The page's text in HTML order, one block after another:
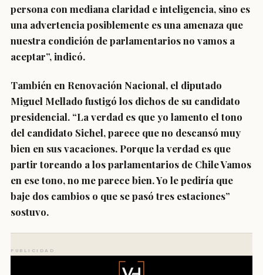
persona con mediana claridad e inteligencia, sino es
una advertencia posiblemente es una amenaza que
nuestra condición de parlamentarios no vamos a
aceptar”, indicó.
También en Renovación Nacional, el diputado
Miguel Mellado fustigó los dichos de su candidato
presidencial. “La verdad es que yo lamento el tono
del candidato Sichel, parece que no descansó muy
bien en sus vacaciones. Porque la verdad es que
partir toreando a los parlamentarios de Chile Vamos
en ese tono, no me parece bien. Yo le pediría que
baje dos cambios o que se pasó tres estaciones”
sostuvo.
PUBLICIDAD